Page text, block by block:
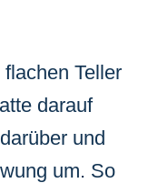
Teller
darauf
und
um. So